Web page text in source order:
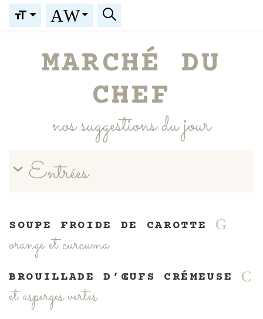
AW
MARCHÉ DU
CHEF
nos suggestions du jour
Entrées
SOUPE FROIDE DE CAROTTE G
orange et curcuma
BROUILLADE D’ŒUFS CRÉMEUSE C
et asperges vertes